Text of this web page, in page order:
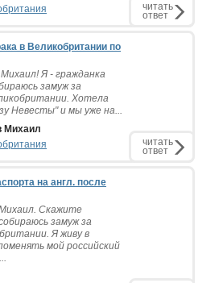
читать
ответ
в Великобритании по
Я - гражданка
замуж за
Хотела
Невесты" и мы уже на...
Михаил
читать
ответ
на англ. после
Скажите
замуж за
Я живу в
мой российский